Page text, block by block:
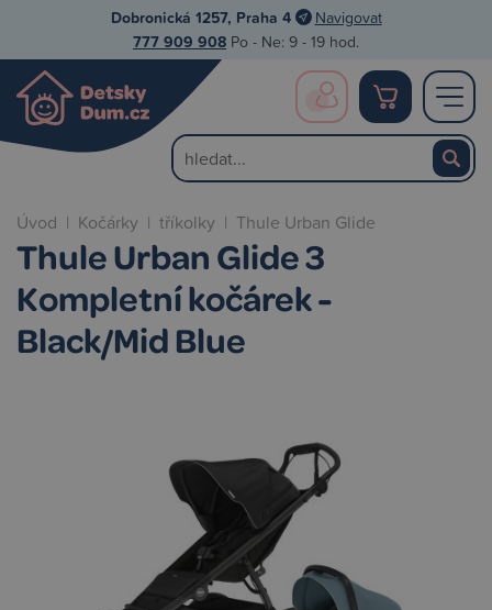
Dobronická 1257, Praha 4 Navigovat
777 909 908 Po - Ne: 9 - 19 hod.
Úvod | Kočárky | tříkolky | Thule Urban Glide
Thule Urban Glide 3
Kompletní kočárek -
Black/Mid Blue